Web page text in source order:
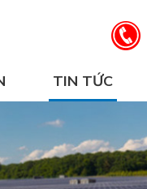
TIN TỨC